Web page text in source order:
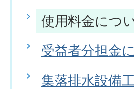
使用料金につ
受益者分担金
集落排水設備